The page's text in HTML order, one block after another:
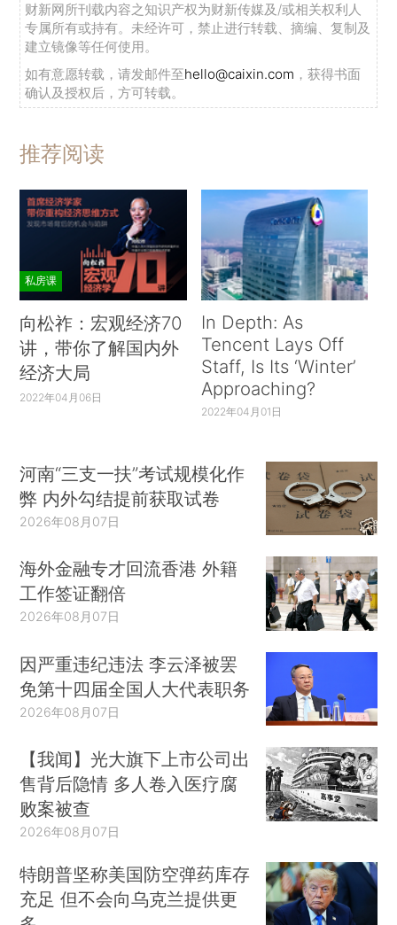
财新网所刊载内容之知识产权为财新传媒及/或相关权利人
专属所有或持有。未经许可，禁止进行转载、摘编、复制及
建立镜像等任何使用。
如有意愿转载，请发邮件至hello@caixin.com ，获得书面
确认及授权后，方可转载。
推荐阅读
私房课
向松祚：宏观经济70
讲，带你了解国内外
经济大局
2022年04月06日
In Depth: As
Tencent Lays Off
Staff, Is Its ‘Winter’
Approaching?
2022年04月01日
河南“三支一扶”考试规模化作
弊 内外勾结提前获取试卷
2026年08月07日
海外金融专才回流香港 外籍
工作签证翻倍
2026年08月07日
因严重违纪违法 李云泽被罢
免第十四届全国人大代表职务
2026年08月07日
【我闻】光大旗下上市公司出
售背后隐情 多人卷入医疗腐
败案被查
2026年08月07日
特朗普坚称美国防空弹药库存
充足 但不会向乌克兰提供更